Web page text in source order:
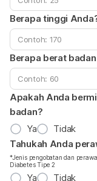
Berapa tinggi
Berapa berat
Apakah Anda
badan?
Ya
Tidak
Tahukah Anda
*Jenis pengobatan dan
Diabetes Tipe 2
Ya Tidak